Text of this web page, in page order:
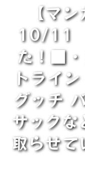
【マ
10/11
た！■
トライ
グッチ
サック
取らせて